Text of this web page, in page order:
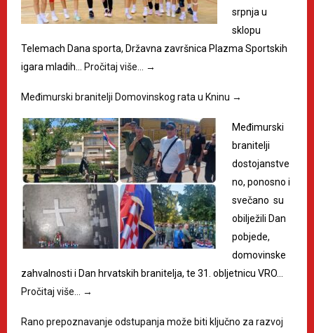
srpnja u
sklopu
Telemach Dana sporta, Državna završnica Plazma Sportskih
igara mladih…
Pročitaj više… →
Međimurski branitelji Domovinskog rata u Kninu →
Međimurski
branitelji
dostojanstve
no, ponosno i
svečano su
obilježili Dan
pobjede,
domovinske
zahvalnosti i Dan hrvatskih branitelja, te 31. obljetnicu VRO…
Pročitaj više…
→
Rano prepoznavanje odstupanja može biti ključno za razvoj